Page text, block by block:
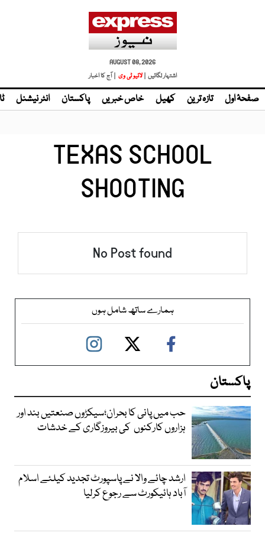
AUGUST 08, 2026
اشتہار لگائیں | لائیو ٹی وی | آج کا اخبار
صفحۂ اول تازہ ترین کھیل خاص خبریں پاکستان انٹر نیشنل
TEXAS SCHOOL
SHOOTING
No Post found
ہمارے ساتھ شامل ہوں
پاکستان
حب میں پانی کا بحران؛سیکڑوں صنعتیں بند اور
ہزاروں کارکنوں کی بیروزگاری کے خدشات
ارشد چائے والا نے پاسپورٹ تجدید کیلئے اسلام
آباد ہائیکورٹ سے رجوع کرلیا